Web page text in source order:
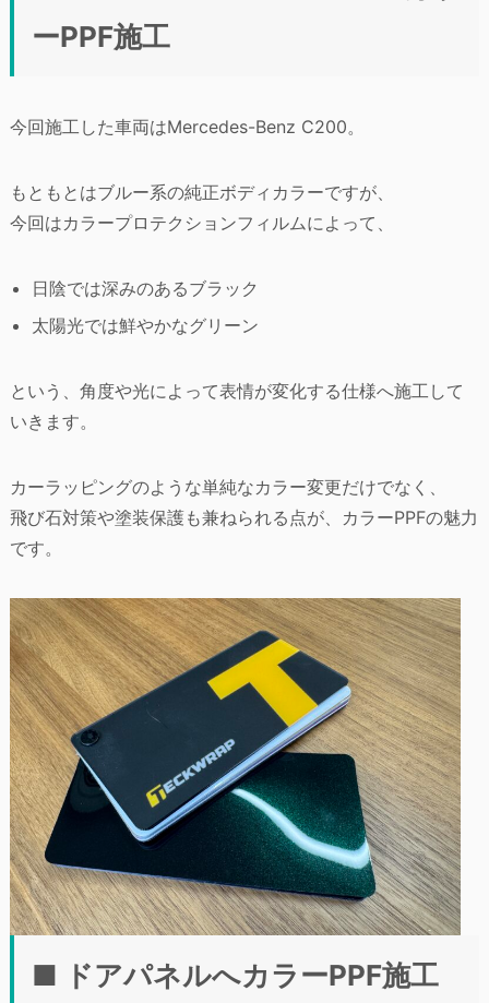
ーPPF施工
今回施工した車両はMercedes-Benz C200。
もともとはブルー系の純正ボディカラーですが、
今回はカラープロテクションフィルムによって、
日陰では深みのあるブラック
太陽光では鮮やかなグリーン
という、角度や光によって表情が変化する仕様へ施工して
いきます。
カーラッピングのような単純なカラー変更だけでなく、
飛び石対策や塗装保護も兼ねられる点が、カラーPPFの魅力
です。
■ ドアパネルへカラーPPF施工